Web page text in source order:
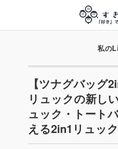
私の
【ツナグバッグ
リュックの新し
ュック・トート
える2in1リュッ